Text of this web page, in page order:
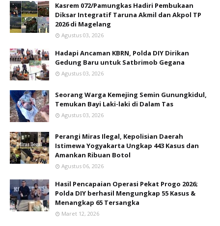
Kasrem 072/Pamungkas Hadiri Pembukaan
Diksar Integratif Taruna Akmil dan Akpol TP
2026 di Magelang
Agustus 03, 2026
Hadapi Ancaman KBRN, Polda DIY Dirikan
Gedung Baru untuk Satbrimob Gegana
Agustus 03, 2026
Seorang Warga Kemejing Semin Gunungkidul,
Temukan Bayi Laki-laki di Dalam Tas
Agustus 03, 2026
Perangi Miras Ilegal, Kepolisian Daerah
Istimewa Yogyakarta Ungkap 443 Kasus dan
Amankan Ribuan Botol
Agustus 06, 2026
Hasil Pencapaian Operasi Pekat Progo 2026;
Polda DIY berhasil Mengungkap 55 Kasus &
Menangkap 65 Tersangka
Maret 12, 2026